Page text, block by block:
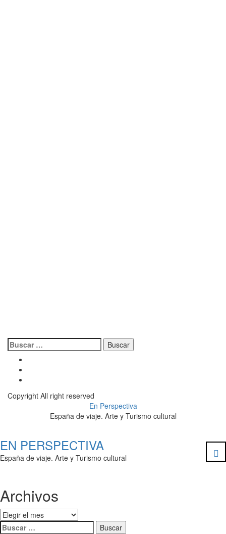
Buscar:
Copyright All right reserved
En Perspectiva
España de viaje. Arte y Turismo cultural
EN PERSPECTIVA
España de viaje. Arte y Turismo cultural
Archivos
Archivos
Buscar: